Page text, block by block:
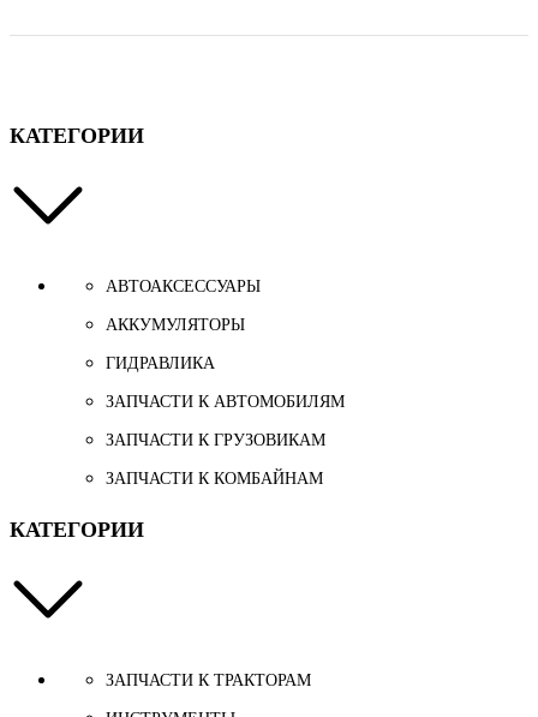
КАТЕГОРИИ
АВТОАКСЕССУАРЫ
АККУМУЛЯТОРЫ
ГИДРАВЛИКА
ЗАПЧАСТИ К АВТОМОБИЛЯМ
ЗАПЧАСТИ К ГРУЗОВИКАМ
ЗАПЧАСТИ К КОМБАЙНАМ
КАТЕГОРИИ
ЗАПЧАСТИ К ТРАКТОРАМ